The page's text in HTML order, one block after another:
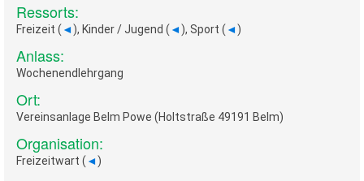
Ressorts:
Freizeit ( ◄), Kinder / Jugend ( ◄), Sport ( ◄)
Anlass:
Wochenendlehrgang
Ort:
Vereinsanlage Belm Powe (Holtstraße 49191 Belm)
Organisation:
Freizeitwart ( ◄)